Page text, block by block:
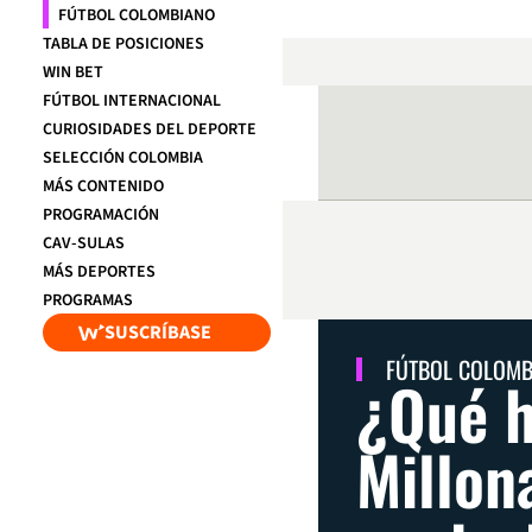
FÚTBOL COLOMBIANO
TABLA DE POSICIONES
WIN BET
FÚTBOL INTERNACIONAL
CURIOSIDADES DEL DEPORTE
SELECCIÓN COLOMBIA
MÁS CONTENIDO
PROGRAMACIÓN
CAV-SULAS
MÁS DEPORTES
PROGRAMAS
SUSCRÍBASE
FÚTBOL
¿Qué